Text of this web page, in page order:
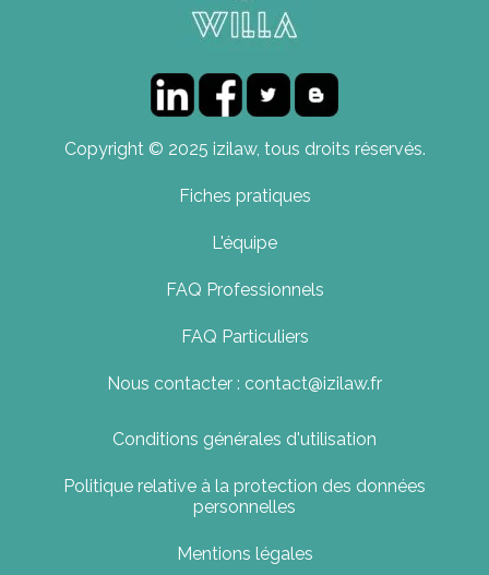
Copyright © 2025 izilaw, tous droits réservés.
Fiches pratiques
L'équipe
FAQ Professionnels
FAQ Particuliers
Nous contacter : contact@izilaw.fr
Conditions générales d'utilisation
Politique relative à la protection des données
personnelles
Mentions légales